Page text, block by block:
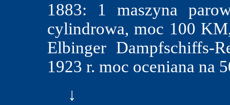
1883: 1 maszyna
cylindrowa, moc 100
Elbinger Dampfschiffs-
1923 r. moc oceniana na
↓